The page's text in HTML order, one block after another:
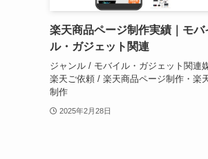
楽天商品ページ制作実績｜モバ
ル・ガジェット関連
ジャンル / モバイル・ガジェット関連
楽天ご依頼 / 楽天商品ページ制作・楽
制作
2025年2月28日